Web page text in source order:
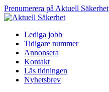
Prenumerera på Aktuell Säkerhet
Lediga jobb
Tidigare nummer
Annonsera
Kontakt
Läs tidningen
Nyhetsbrev